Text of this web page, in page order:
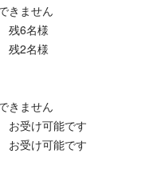
きません
残6名様
残2名様
きません
受け可能です
受け可能です